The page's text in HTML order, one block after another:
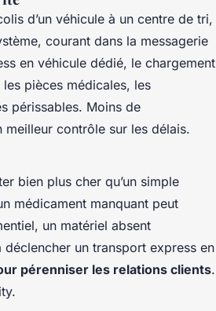
d’un véhicule à un centre de tri,
courant dans la messagerie
en véhicule dédié, le chargement
les pièces médicales, les
périssables. Moins de
meilleur contrôle sur les délais.
bien plus cher qu’un simple
médicament manquant peut
un matériel absent
un transport express en
pérenniser les relations clients.